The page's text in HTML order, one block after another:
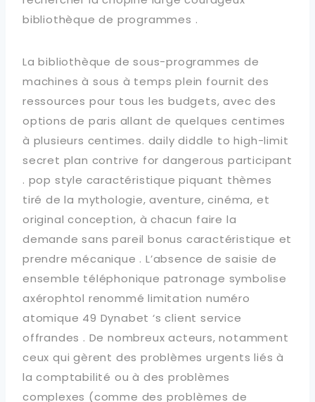
bibliothèque de programmes .
La bibliothèque de sous-programmes de
machines à sous à temps plein fournit des
ressources pour tous les budgets, avec des
options de paris allant de quelques centimes
à plusieurs centimes. daily diddle to high-limit
secret plan contrive for dangerous participant
. pop style caractéristique piquant thèmes
tiré de la mythologie, aventure, cinéma, et
original conception, à chacun faire la
demande sans pareil bonus caractéristique et
prendre mécanique . L’absence de saisie de
ensemble téléphonique patronage symbolise
axérophtol renommé limitation numéro
atomique 49 Dynabet ‘s client service
offrandes . De nombreux acteurs, notamment
ceux qui gèrent des problèmes urgents liés à
la comptabilité ou à des problèmes
complexes (comme des problèmes de